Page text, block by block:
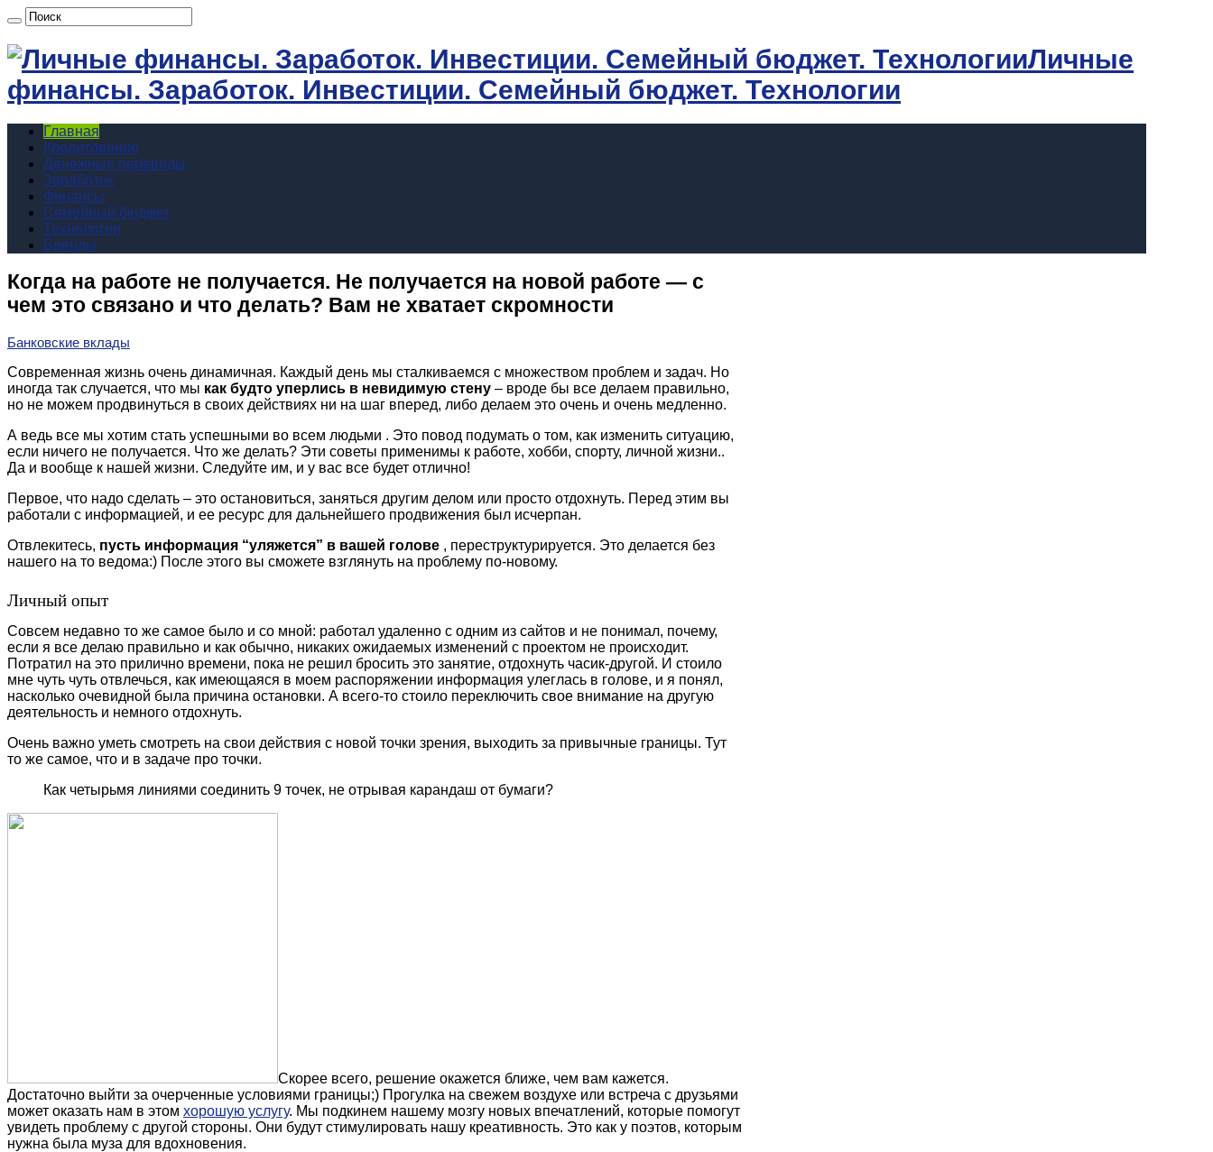
Личные
финансы. Заработок. Инвестиции. Семейный бюджет. Технологии
Главная
Кредитование
Денежные переводы
Заработок
Финансы
Семейный бюджет
Технологии
Бренды
Когда на работе не получается. Не получается на новой работе — с
чем это связано и что делать? Вам не хватает скромности
Банковские вклады
Современная жизнь очень динамичная. Каждый день мы сталкиваемся с множеством проблем и задач. Но
иногда так случается, что мы как будто уперлись в невидимую стену – вроде бы все делаем правильно,
но не можем продвинуться в своих действиях ни на шаг вперед, либо делаем это очень и очень медленно.
А ведь все мы хотим стать успешными во всем людьми . Это повод подумать о том, как изменить ситуацию,
если ничего не получается. Что же делать? Эти советы применимы к работе, хобби, спорту, личной жизни..
Да и вообще к нашей жизни. Следуйте им, и у вас все будет отлично!
Первое, что надо сделать – это остановиться, заняться другим делом или просто отдохнуть. Перед этим вы
работали с информацией, и ее ресурс для дальнейшего продвижения был исчерпан.
Отвлекитесь, пусть информация “уляжется” в вашей голове , переструктурируется. Это делается без
нашего на то ведома:) После этого вы сможете взглянуть на проблему по-новому.
Личный опыт
Совсем недавно то же самое было и со мной: работал удаленно с одним из сайтов и не понимал, почему,
если я все делаю правильно и как обычно, никаких ожидаемых изменений с проектом не происходит.
Потратил на это прилично времени, пока не решил бросить это занятие, отдохнуть часик-другой. И стоило
мне чуть чуть отвлечься, как имеющаяся в моем распоряжении информация улеглась в голове, и я понял,
насколько очевидной была причина остановки. А всего-то стоило переключить свое внимание на другую
деятельность и немного отдохнуть.
Очень важно уметь смотреть на свои действия с новой точки зрения, выходить за привычные границы. Тут
то же самое, что и в задаче про точки.
Как четырьмя линиями соединить 9 точек, не отрывая карандаш от бумаги?
Скорее всего, решение окажется ближе, чем вам кажется.
Достаточно выйти за очерченные условиями границы;) Прогулка на свежем воздухе или встреча с друзьями
может оказать нам в этом хорошую услугу. Мы подкинем нашему мозгу новых впечатлений, которые помогут
увидеть проблему с другой стороны. Они будут стимулировать нашу креативность. Это как у поэтов, которым
нужна была муза для вдохновения.